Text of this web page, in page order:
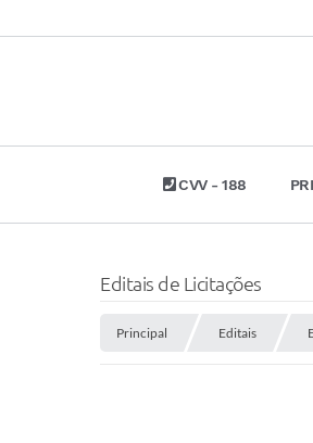
CVV - 188
Editais de Licitações
Principal Editais